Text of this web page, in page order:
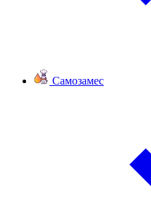
Самозамес